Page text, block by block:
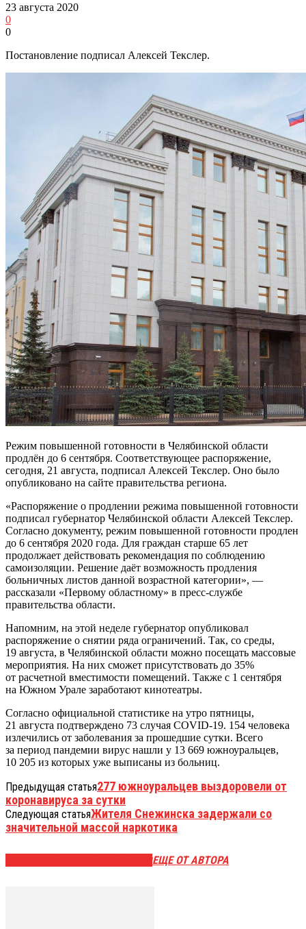
23 августа 2020
0
0
Постановление подписал Алексей Текслер.
Режим повышенной готовности в Челябинской области
продлён до 6 сентября. Соответствующее распоряжение,
сегодня, 21 августа, подписал Алексей Текслер. Оно было
опубликовано на сайте правительства региона.
«Распоряжение о продлении режима повышенной готовности
подписал губернатор Челябинской области Алексей Текслер.
Согласно документу, режим повышенной готовности продлен
до 6 сентября 2020 года. Для граждан старше 65 лет
продолжает действовать рекомендация по соблюдению
самоизоляции. Решение даёт возможность продления
больничных листов данной возрастной категории», —
рассказали «Первому областному» в пресс-службе
правительства области.
Напомним, на этой неделе губернатор опубликовал
распоряжение о снятии ряда ограничений. Так, со среды,
19 августа, в Челябинской области можно посещать массовые
мероприятия. На них сможет присутствовать до 35%
от расчетной вместимости помещений. Также с 1 сентября
на Южном Урале заработают кинотеатры.
Согласно официальной статистике на утро пятницы,
21 августа подтверждено 73 случая COVID-19. 154 человека
излечились от заболевания за прошедшие сутки. Всего
за период пандемии вирус нашли у 13 669 южноуральцев,
10 205 из которых уже выписаны из больниц.
Предыдущая статья277 южноуральцев выздоровели от
коронавируса за сутки
Следующая статьяЖителя Снежинска задержали со
значительной массой наркотика
ЕЩЕ ОТ АВТОРА